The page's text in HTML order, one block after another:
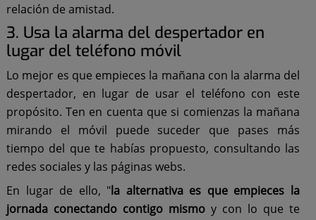
relación de amistad.
3. Usa la alarma del despertador en
lugar del teléfono móvil
Lo mejor es que empieces la mañana con la alarma del
despertador, en lugar de usar el teléfono con este
propósito. Ten en cuenta que si comienzas la mañana
mirando el móvil puede suceder que pases más
tiempo del que te habías propuesto, consultando las
redes sociales y las páginas webs.
En lugar de ello, "la alternativa es que empieces la
jornada conectando contigo mismoy con lo que te